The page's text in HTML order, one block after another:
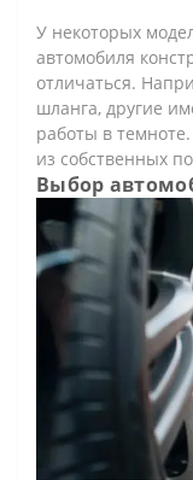
У некоторых
автомобиля
отличаться.
шланга, другие
работы в
из собственных
Выбор